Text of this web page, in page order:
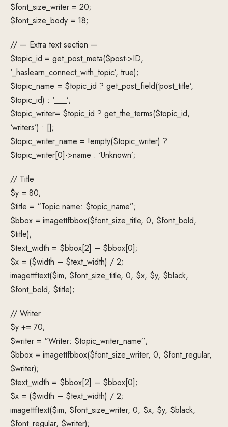
$font_size_writer = 20;
$font_size_body = 18;
// — Extra text section —
$topic_id = get_post_meta($post->ID,
‘_haslearn_connect_with_topic’, true);
$topic_name = $topic_id ? get_post_field(‘post_title’,
$topic_id) : ‘___’;
$topic_writer= $topic_id ? get_the_terms($topic_id,
‘writers’) : [];
$topic_writer_name = !empty($topic_writer) ?
$topic_writer[0]->name : ‘Unknown’;
// Title
$y = 80;
$title = “Topic name: $topic_name”;
$bbox = imagettfbbox($font_size_title, 0, $font_bold,
$title);
$text_width = $bbox[2] – $bbox[0];
$x = ($width – $text_width) / 2;
imagettftext($im, $font_size_title, 0, $x, $y, $black,
$font_bold, $title);
// Writer
$y += 70;
$writer = “Writer: $topic_writer_name”;
$bbox = imagettfbbox($font_size_writer, 0, $font_regular,
$writer);
$text_width = $bbox[2] – $bbox[0];
$x = ($width – $text_width) / 2;
imagettftext($im, $font_size_writer, 0, $x, $y, $black,
$font_regular, $writer);